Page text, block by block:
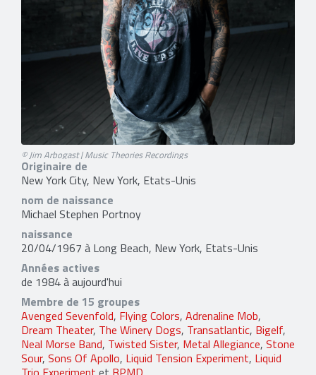
© Jim Arbogast | Music Theories Recordings
Originaire de
New York City, New York, Etats-Unis
nom de naissance
Michael Stephen Portnoy
naissance
20/04/1967 à Long Beach, New York, Etats-Unis
Années actives
de 1984 à aujourd'hui
Membre de 15 groupes
Avenged Sevenfold, Flying Colors, Adrenaline Mob,
Dream Theater, The Winery Dogs, Transatlantic, Bigelf,
Neal Morse Band, Twisted Sister, Metal Allegiance, Stone
Sour, Sons Of Apollo, Liquid Tension Experiment, Liquid